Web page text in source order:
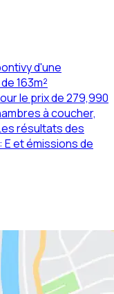
d'une
163m²
le prix de 279,990
à coucher,
résultats des
et émissions de